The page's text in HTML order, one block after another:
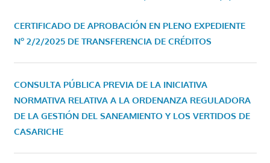
CERTIFICADO DE APROBACIÓN EN PLENO EXPEDIENTE
Nº 2/2/2025 DE TRANSFERENCIA DE CRÉDITOS
CONSULTA PÚBLICA PREVIA DE LA INICIATIVA
NORMATIVA RELATIVA A LA ORDENANZA REGULADORA
DE LA GESTIÓN DEL SANEAMIENTO Y LOS VERTIDOS DE
CASARICHE